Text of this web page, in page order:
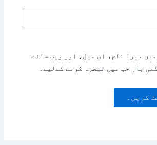
میرا نام، ای میل، اور ویب سائٹ
بار جب میں تبصرہ کرنے کےلیے۔